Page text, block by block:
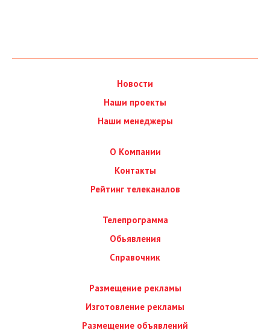
Новости
Наши проекты
Наши менеджеры
О Компании
Контакты
Рейтинг телеканалов
Телепрограмма
Обьявления
Справочник
Размещение рекламы
Изготовление рекламы
Размещение объявлений